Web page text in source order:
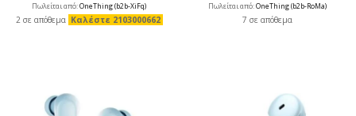
Πωλείται από:OneThing (b2b-XiFq)
2 σε απόθεμα Καλέστε 2103000662
Πωλείται από:OneThing (b2b-RoMa)
7 σε απόθεμα